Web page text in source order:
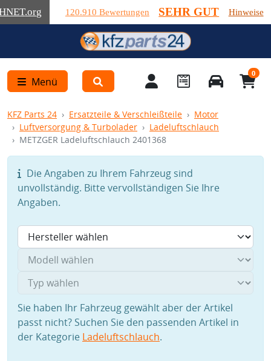
.org 120.910 Bewertungen SEHR GUT Hinweise
Menü
0
KFZ Parts 24 Ersatzteile & Verschleißteile
Motor
Luftversorgung & Turbolader
Ladeluftschlauch
METZGER Ladeluftschlauch 2401368
Die Angaben zu Ihrem Fahrzeug sind
unvollständig. Bitte vervollständigen Sie Ihre
Angaben.
Sie haben Ihr Fahrzeug gewählt aber der Artikel
passt nicht? Suchen Sie den passenden Artikel in
der Kategorie Ladeluftschlauch.